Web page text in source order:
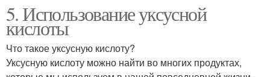
5. Использование уксусной
кислоты
Что такое уксусную кислоту?
Уксусную кислоту можно найти во многих продуктах,